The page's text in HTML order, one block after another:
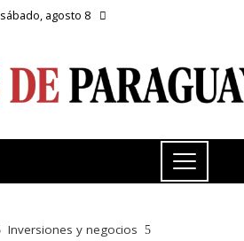
sábado, agosto 8
Inversiones y negocios